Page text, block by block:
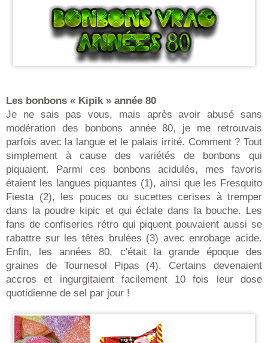
Les bonbons « Kipik » année 80
Je ne sais pas vous, mais après avoir abusé sans
modération des bonbons année 80, je me retrouvais
parfois avec la langue et le palais irrité. Comment ? Tout
simplement à cause des variétés de bonbons qui
piquaient. Parmi ces bonbons acidulés, mes favoris
étaient les langues piquantes (1), ainsi que les Fresquito
Fiesta (2), les pouces ou sucettes cerises à tremper
dans la poudre kipic et qui éclate dans la bouche. Les
fans de confiseries rétro qui piquent pouvaient aussi se
rabattre sur les têtes brulées (3) avec enrobage acide.
Enfin, les années 80, c'était la grande époque des
graines de Tournesol Pipas (4). Certains devenaient
accros et ingurgitaient facilement 10 fois leur dose
quotidienne de sel par jour !